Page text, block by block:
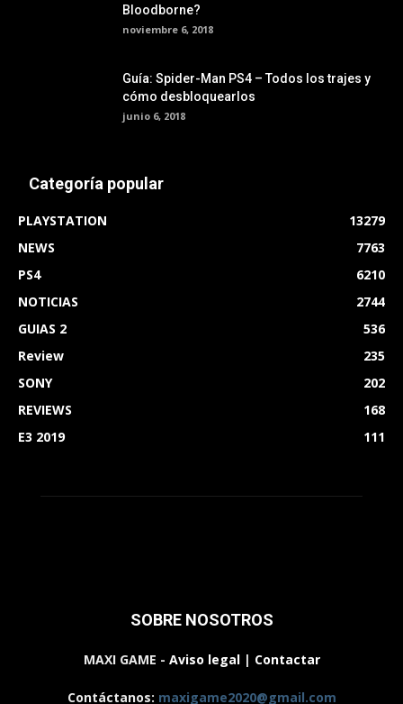
Bloodborne?
noviembre 6, 2018
Guía: Spider-Man PS4 – Todos los trajes y
cómo desbloquearlos
junio 6, 2018
Categoría popular
PLAYSTATION
13279
NEWS
7763
PS4
6210
NOTICIAS
2744
GUIAS 2
536
Review
235
SONY
202
REVIEWS
168
E3 2019
111
SOBRE NOSOTROS
MAXI GAME - Aviso legal| Contactar
Contáctanos: maxigame2020@gmail.com